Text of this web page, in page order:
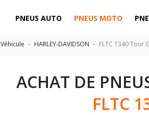
PNEUS AUTO PNEUS MOTO
Véhicule HARLEY-DAVIDSON FLTC 1340 Tour
ACHAT DE
FLTC